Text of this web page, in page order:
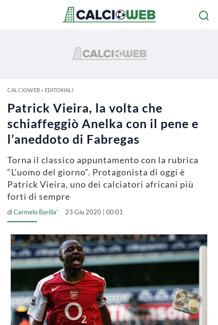
CALCIOWEB» EDITORIALI
Patrick Vieira, la volta che
schiaffeggiò Anelka con il pene e
l’aneddoto di Fabregas
Torna il classico appuntamento con la rubrica
“L’uomo del giorno“. Protagonista di oggi è
Patrick Vieira, uno dei calciatori africani più
forti di sempre
diCarmelo Barilla' 23 Giu 2020 | 00:01